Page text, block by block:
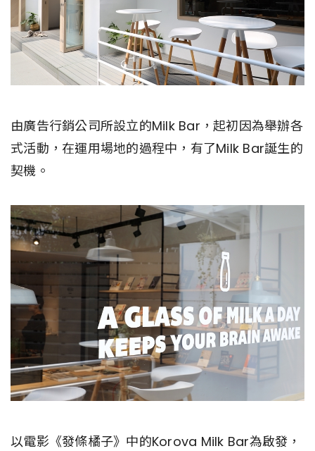
由廣告行銷公司所設立的Milk Bar，起初因為舉辦各
式活動，在運用場地的過程中，有了Milk Bar誕生的
契機。
以電影《發條橘子》中的Korova Milk Bar為啟發，